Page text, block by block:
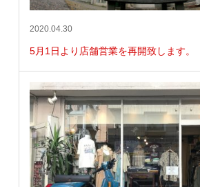
2020.04.30
5月1日より店舗営業を再開致します。